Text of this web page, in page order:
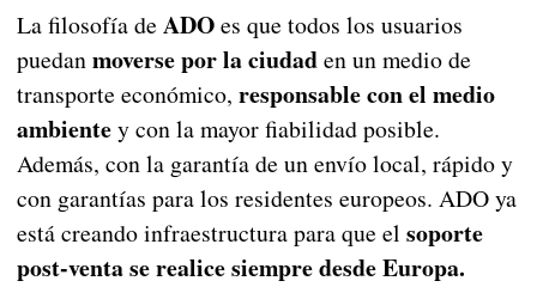
La filosofía de ADOes que todos los usuarios
puedanmoverse por la ciudaden un medio de
transporte económico, responsable con el medio
ambientey con la mayor fiabilidad posible.
Además, con la garantía de un envío local, rápido y
con garantías para los residentes europeos. ADO ya
está creando infraestructura para que el soporte
post-venta se realice siempre desde Europa.